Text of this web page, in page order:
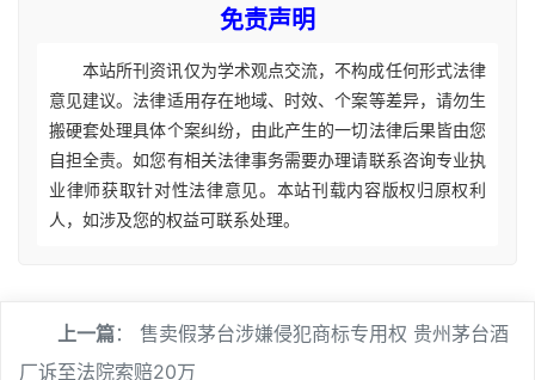
免责声明
本站所刊资讯仅为学术观点交流，不构成任何形式法律
意见建议。法律适用存在地域、时效、个案等差异，请勿生
搬硬套处理具体个案纠纷，由此产生的一切法律后果皆由您
自担全责。如您有相关法律事务需要办理请联系咨询专业执
业律师获取针对性法律意见。本站刊载内容版权归原权利
人，如涉及您的权益可联系处理。
上一篇： 售卖假茅台涉嫌侵犯商标专用权 贵州茅台酒
厂诉至法院索赔20万